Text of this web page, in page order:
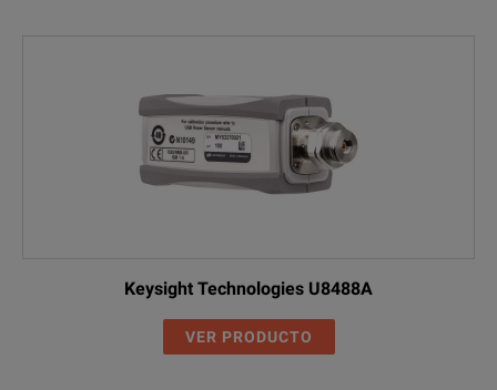
Keysight Technologies U8488A
VER PRODUCTO